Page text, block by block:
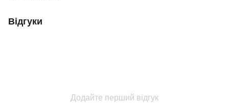
Відгуки
Додайте перший відгук